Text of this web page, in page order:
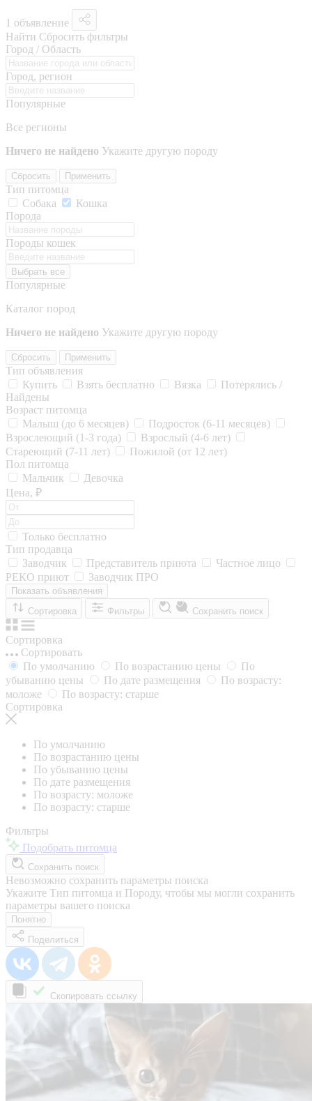
1 объявление
Найти Сбросить фильтры
Город / Область
Город, регион
Популярные
Все регионы
Ничего не найдено Укажите другую породу
Сбросить Применить
Тип питомца
Собака
Кошка
Порода
Породы кошек
Выбрать все
Популярные
Каталог пород
Ничего не найдено Укажите другую породу
Сбросить Применить
Тип объявления
Купить
Взять бесплатно Вязка
Потерялись /
Найдены
Возраст питомца
Малыш (до 6 месяцев)
Подросток (6-11 месяцев)
Взрослеющий (1-3 года)
Взрослый (4-6 лет)
Стареющий (7-11 лет)
Пожилой (от 12 лет)
Пол питомца
Мальчик
Девочка
Цена, ₽
Только бесплатно
Тип продавца
Заводчик
Представитель приюта
Частное лицо
РЕКО приют
Заводчик ПРО
Показать объявления
Сортировка
Фильтры Сохранить поиск
Сортировка
Сортировать
По умолчанию
По возрастанию цены
По
убыванию цены
По дате размещения
По возрасту:
моложе
По возрасту: старше
Сортировка
По умолчанию
По возрастанию цены
По убыванию цены
По дате размещения
По возрасту: моложе
По возрасту: старше
Фильтры
Подобрать питомца
Сохранить поиск
Невозможно сохранить параметры поиска
Укажите Тип питомца и Породу, чтобы мы могли сохранить
параметры вашего поиска
Понятно
Поделиться
Скопировать ссылку